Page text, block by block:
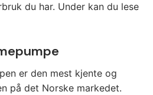
du har. Under kan du lese
er den mest kjente og
på det Norske markedet.